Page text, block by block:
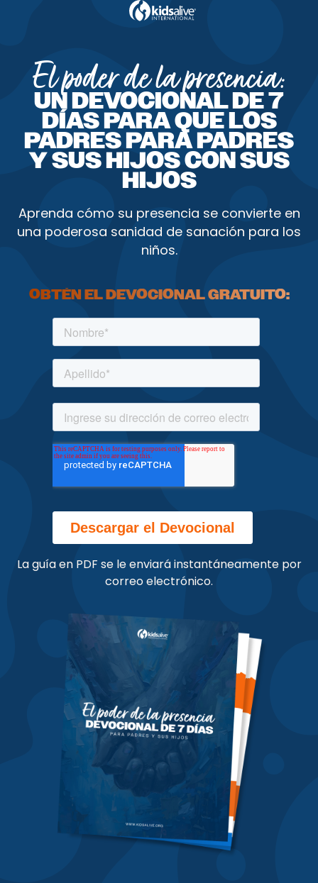
El poder de la presencia:
UN DEVOCIONAL DE 7
DÍAS PARA QUE LOS
PADRES PARA PADRES
Y SUS HIJOS CON SUS
HIJOS
Aprenda cómo su presencia se convierte en
una poderosa sanidad de sanación para los
niños.
OBTÉN EL DEVOCIONAL GRATUITO:
La guía en PDF se le enviará instantáneamente por
correo electrónico.